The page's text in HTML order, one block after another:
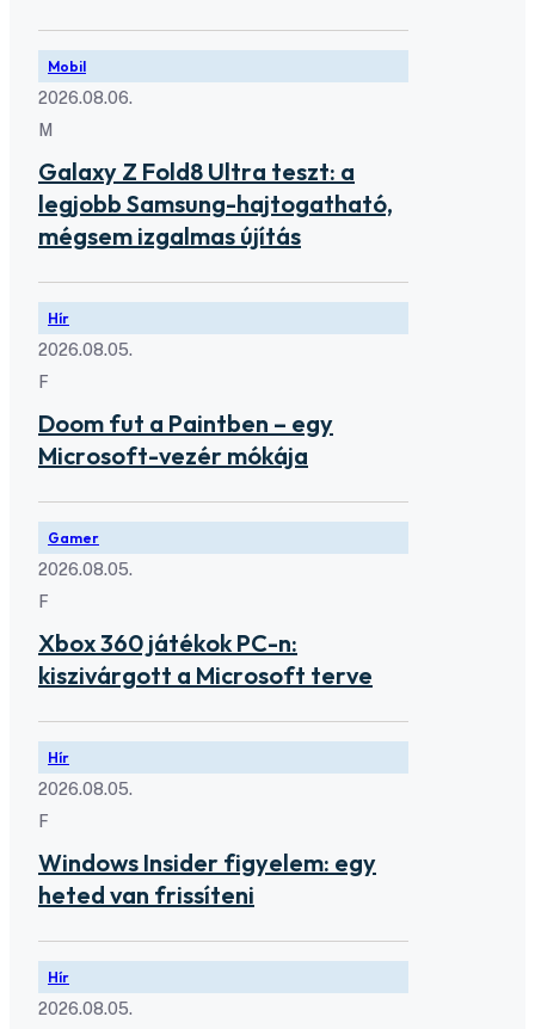
Mobil
2026.08.06.
M
Galaxy Z Fold8 Ultra teszt: a
legjobb Samsung-hajtogatható,
mégsem izgalmas újítás
Hír
2026.08.05.
F
Doom fut a Paintben – egy
Microsoft-vezér mókája
Gamer
2026.08.05.
F
Xbox 360 játékok PC-n:
kiszivárgott a Microsoft terve
Hír
2026.08.05.
F
Windows Insider figyelem: egy
heted van frissíteni
Hír
2026.08.05.